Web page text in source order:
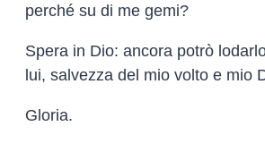
perché su di me gemi?
Spera in Dio: ancora potrò
lui, salvezza del mio volto e mio
Gloria.